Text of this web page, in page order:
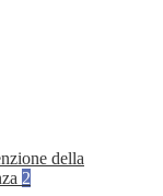
della
2